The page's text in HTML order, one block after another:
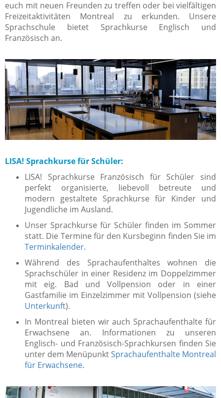
euch mit neuen Freunden zu treffen oder bei vielfältigen
Freizeitaktivitäten Montreal zu erkunden. Unsere
Sprachschule bietet Sprachkurse Englisch und
Französisch an.
LISA! Sprachkurse für Schüler:
LISA! Sprachkurse Französisch für Schüler sind
perfekt organisierte, liebevoll betreute und
modern gestaltete Sprachkurse für Kinder und
Jugendliche im Ausland.
Unser Sprachkurse für Schüler finden im Sommer
statt. Die Termine für den Kursbeginn finden Sie im
Terminkalender.
Während des Sprachaufenthaltes wohnen die
Sprachschüler in einer Residenzim Doppelzimmer
mit eig. Bad und Vollpension oder in einer
Gastfamilie im Einzelzimmer mit Vollpension (siehe
Unterkunft).
In Montreal bieten wir auch Sprachaufenthalte für
Erwachsene an. Informationen zu unseren
Englisch- und Französisch-Sprachkursen finden Sie
unter dem MenüpunktSprachaufenthalte Montreal
für Erwachsene.